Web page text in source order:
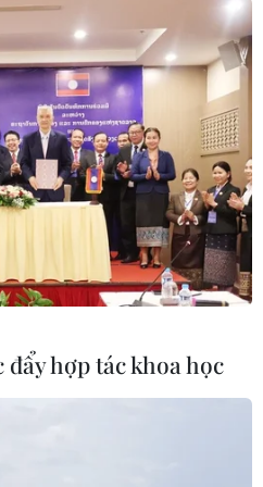
mặt trận Ukraine và Bộ
Quốc phòng Nga.
NGHE
hợp tác khoa học